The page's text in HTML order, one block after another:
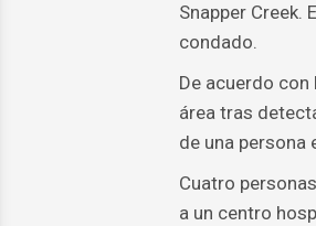
Snapper Creek.
condado.
De acuerdo
área tras
de una persona
Cuatro
a un centro